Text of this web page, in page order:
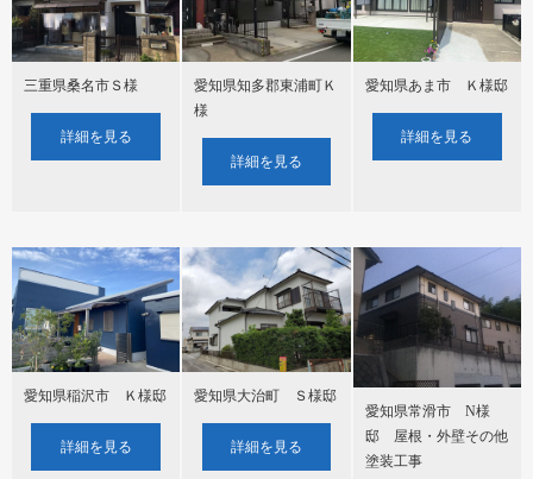
三重県桑名市Ｓ様
詳細を見る
愛知県知多郡東浦町Ｋ
様
詳細を見る
愛知県あま市 Ｋ様邸
詳細を見る
愛知県稲沢市 Ｋ様邸
詳細を見る
愛知県大治町 Ｓ様邸
詳細を見る
愛知県常滑市 N様
邸 屋根・外壁その他
塗装工事